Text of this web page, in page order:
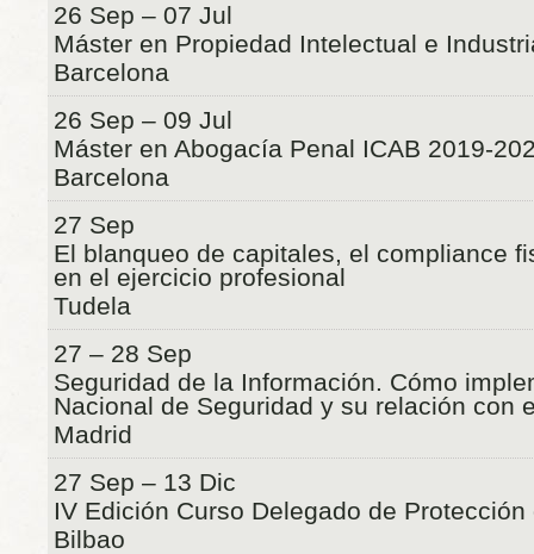
26 Sep – 07 Jul
Máster en Propiedad Intelectual e
Barcelona
26 Sep – 09 Jul
Máster en Abogacía Penal ICAB 2019-
Barcelona
27 Sep
El blanqueo de capitales, el compliance
en el ejercicio profesional
Tudela
27 – 28 Sep
Seguridad de la Información. Cómo
Nacional de Seguridad y su relación con
Madrid
27 Sep – 13 Dic
IV Edición Curso Delegado de Protección
Bilbao